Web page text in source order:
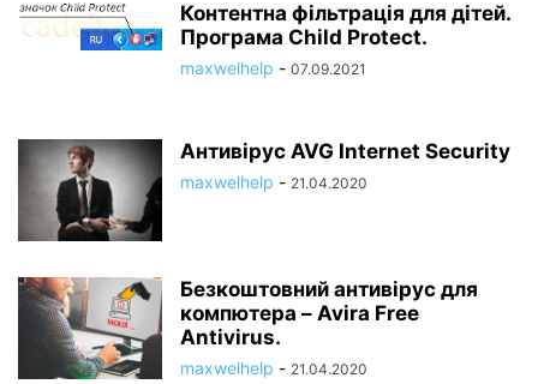
Контентна фільтрація для дітей.
Програма Child Protect.
maxwelhelp - 07.09.2021
Антивірус AVG Internet Security
maxwelhelp - 21.04.2020
Безкоштовний антивірус для
компютера – Avira Free
Antivirus.
maxwelhelp - 21.04.2020